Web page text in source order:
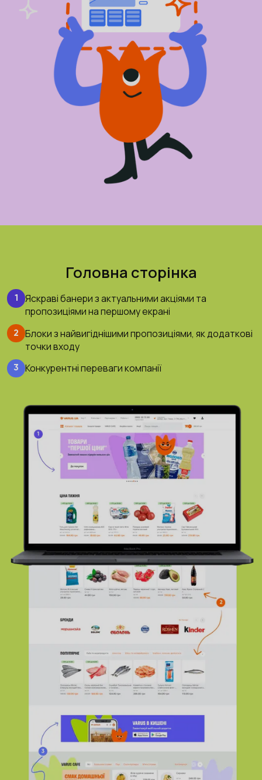
Головна сторінка
1
Яскраві банери з актуальними акціями та
пропозиціями на першому екрані
2
Блоки з найвигіднішими пропозиціями, як додаткові
точки входу
3 Конкурентні переваги компанії